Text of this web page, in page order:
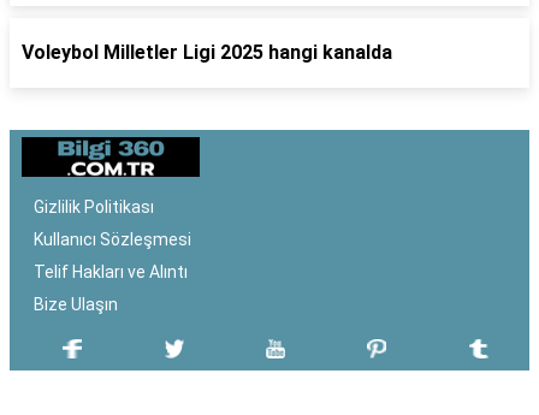
Voleybol Milletler Ligi 2025 hangi kanalda
Gizlilik Politikası
Kullanıcı Sözleşmesi
Telif Hakları ve Alıntı
Bize Ulaşın